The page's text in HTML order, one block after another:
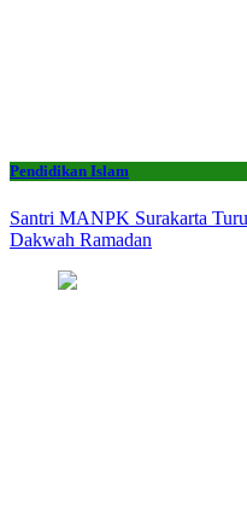
Pendidikan Islam
Santri MANPK Surakarta
Dakwah Ramadan